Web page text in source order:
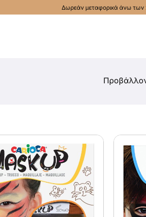
Δωρεάν μεταφορικά άνω των